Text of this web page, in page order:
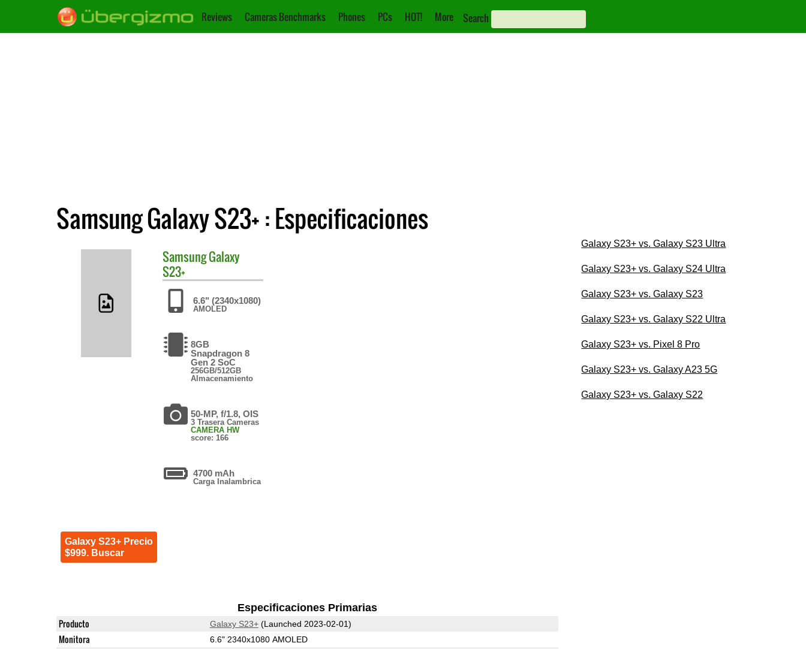
Reviews Cameras Benchmarks Phones PCs HOT! More Search
Samsung Galaxy S23+ : Especificaciones
SamsungGalaxy
S23+
6.6" (2340x1080)
AMOLED
8GB
Snapdragon 8
Gen 2 SoC
256GB/512GB
Almacenamiento
50-MP, f/1.8, OIS
3 Trasera Cameras
CAMERA HW
score: 166
4700 mAh
Carga Inalambrica
Galaxy S23+ Precio
$999. Buscar
Especificaciones Primarias
Producto Galaxy S23+(Launched 2023-02-01)
Monitora 6.6" 2340x1080 AMOLED
Galaxy S23+ vs. Galaxy S23 Ultra
Galaxy S23+ vs. Galaxy S24 Ultra
Galaxy S23+ vs. Galaxy S23
Galaxy S23+ vs. Galaxy S22 Ultra
Galaxy S23+ vs. Pixel 8 Pro
Galaxy S23+ vs. Galaxy A23 5G
Galaxy S23+ vs. Galaxy S22